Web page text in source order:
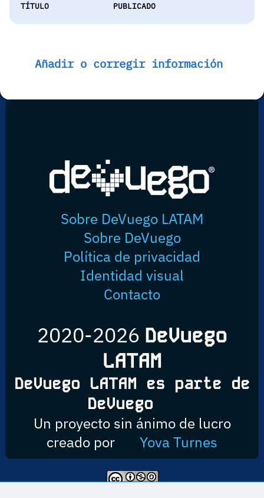
TÍTULO PUBLICADO
Añadir o corregir información
Sobre DeVuego LATAM
Sobre DeVuego
Política de privacidad
Identidad visual
Contacto
2020-2026 DeVuego
LATAM
DeVuego LATAM es parte de
DeVuego
Un proyecto sin ánimo de lucro
creado por
Yova Turnes